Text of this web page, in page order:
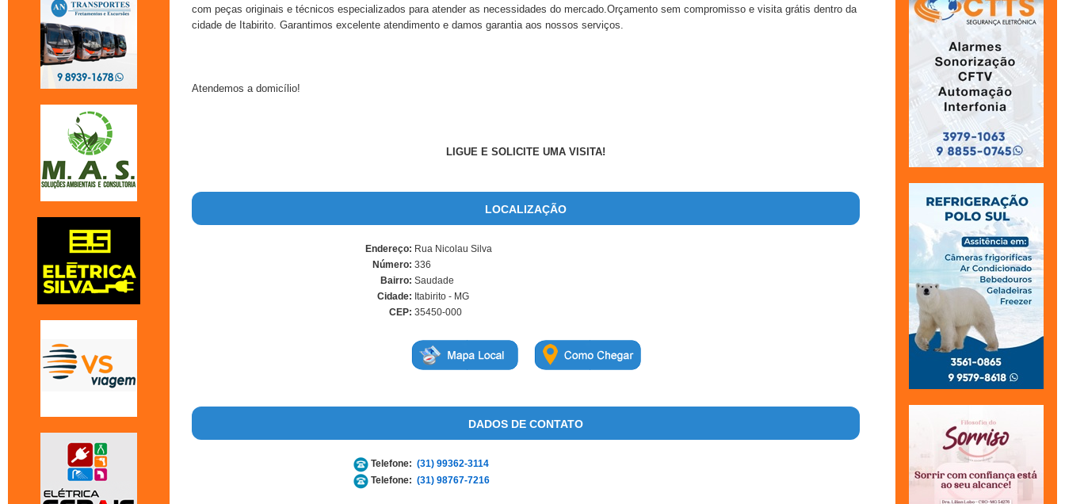
com peças originais e técnicos especializados para atender as necessidades do mercado.Orçamento sem compromisso e visita grátis dentro da
cidade de Itabirito. Garantimos excelente atendimento e damos garantia aos nossos serviços.
Atendemos a domicílio!
LIGUE E SOLICITE UMA VISITA!
LOCALIZAÇÃO
Endereço: Rua Nicolau Silva
Número: 336
Bairro: Saudade
Cidade: Itabirito - MG
CEP: 35450-000
DADOS DE CONTATO
Telefone: (31) 99362-3114
Telefone: (31) 98767-7216